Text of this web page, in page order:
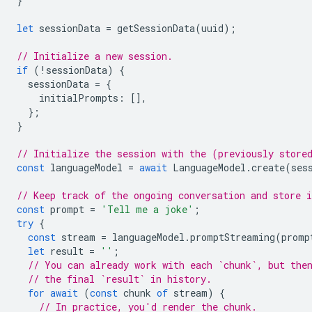
let sessionData = getSessionData(uuid);
// Initialize a new session.
if ( ! sessionData)
{
sessionData = {
initialPrompts :
[],
};
}
// Initialize the session with the (previously stored
const languageModel = await LanguageModel .create(
// Keep track of the ongoing conversation and
const prompt = 'Tell me a joke' ;
try {
const stream = languageModel .promptStreaming(
let result = '' ;
// You can already work with each `chunk`, but
// the final `result` in history.
for await (const chunk of stream)
{
// In practice, you'd render the chunk.